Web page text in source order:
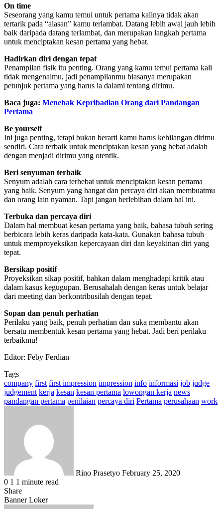
On time
Seseorang yang kamu temui untuk pertama kalinya tidak akan
tertarik pada “alasan” kamu terlambat. Datang lebih awal jauh lebih
baik daripada datang terlambat, dan merupakan langkah pertama
untuk menciptakan kesan pertama yang hebat.
Hadirkan diri dengan tepat
Penampilan fisik itu penting. Orang yang kamu temui pertama kali
tidak mengenalmu, jadi penampilanmu biasanya merupakan
petunjuk pertama yang harus ia dalami tentang dirimu.
Baca juga: Menebak Kepribadian Orang dari Pandangan
Pertama
Be yourself
Ini juga penting, tetapi bukan berarti kamu harus kehilangan dirimu
sendiri. Cara terbaik untuk menciptakan kesan yang hebat adalah
dengan menjadi dirimu yang otentik.
Beri senyuman terbaik
Senyum adalah cara terhebat untuk menciptakan kesan pertama
yang baik. Senyum yang hangat dan percaya diri akan membuatmu
dan orang lain nyaman. Tapi jangan berlebihan dalam hal ini.
Terbuka dan percaya diri
Dalam hal membuat kesan pertama yang baik, bahasa tubuh sering
berbicara lebih keras daripada kata-kata. Gunakan bahasa tubuh
untuk memproyeksikan kepercayaan diri dan keyakinan diri yang
tepat.
Bersikap positif
Proyeksikan sikap positif, bahkan dalam menghadapi kritik atau
dalam kasus kegugupan. Berusahalah dengan keras untuk belajar
dari meeting dan berkontribusilah dengan tepat.
Sopan dan penuh perhatian
Perilaku yang baik, penuh perhatian dan suka membantu akan
bersatu membentuk kesan pertama yang hebat. Jadi beri perilaku
terbaikmu!
Editor: Feby Ferdian
Tags
company first first impression impression info informasi job judge
judgement kerja kesan kesan pertama lowongan kerja news
pandangan pertama penilaian percaya diri Pertama perusahaan work
Rino Prasetyo February 25, 2020
0 1 1 minute read
Share
Facebook
X
LinkedIn
WhatsApp
Share
Banner Loker